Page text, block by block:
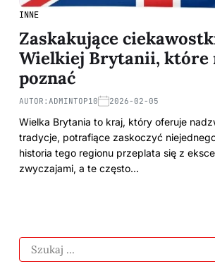
INNE
Zaskakujące
Wielkiej Brytanii, które
poznać
AUTOR: ADMINTOP10 2026-02-05
Wielka Brytania to kraj, który oferuje
tradycje, potrafiące zaskoczyć
historia tego regionu przeplata się z
zwyczajami, a te często…